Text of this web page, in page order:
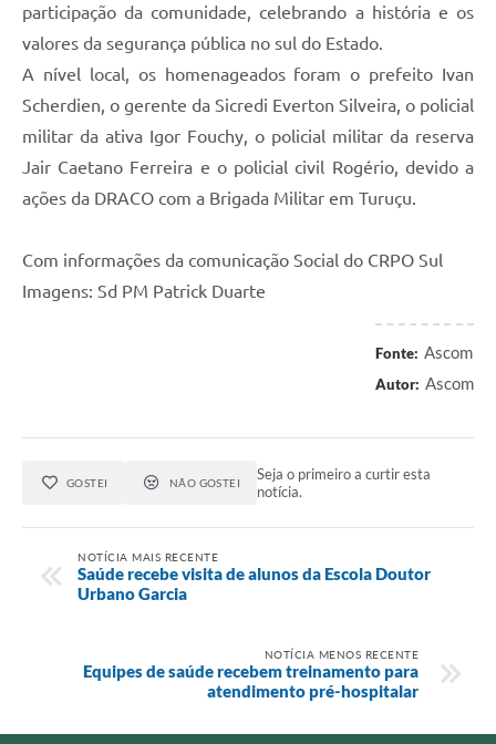
participação da comunidade, celebrando a história e os
valores da segurança pública no sul do Estado.
A nível local, os homenageados foram o prefeito Ivan
Scherdien, o gerente da Sicredi Everton Silveira, o policial
militar da ativa Igor Fouchy, o policial militar da reserva
Jair Caetano Ferreira e o policial civil Rogério, devido a
ações da DRACO com a Brigada Militar em Turuçu.
Com informações da comunicação Social do CRPO Sul
Imagens: Sd PM Patrick Duarte
Fonte: Ascom
Autor: Ascom
GOSTEI NÃO GOSTEI
Seja o primeiro a curtir esta
notícia.
NOTÍCIA MAIS RECENTE
Saúde recebe visita de alunos da Escola Doutor
Urbano Garcia
NOTÍCIA MENOS RECENTE
Equipes de saúde recebem treinamento para
atendimento pré-hospitalar